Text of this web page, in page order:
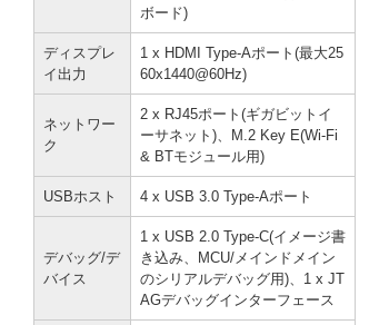
ボード)
ディスプレ
イ出力
1 x HDMI Type-Aポート(最大25
60x1440@60Hz)
ネットワー
ク
2 x RJ45ポート(ギガビットイ
ーサネット)、M.2 Key E(Wi-Fi
& BTモジュール用)
USBホスト 4 x USB 3.0 Type-Aポート
デバッグ/デ
バイス
1 x USB 2.0 Type-C(イメージ書
き込み、MCU/メインドメイン
のシリアルデバッグ用)、1 x JT
AGデバッグインターフェース